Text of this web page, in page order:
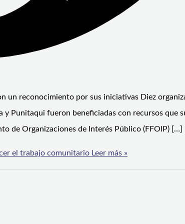
un reconocimiento por sus iniciativas Diez
Punitaqui fueron beneficiadas con recursos que
de Organizaciones de Interés Público (FFOIP) […]
el trabajo comunitario Leer más »